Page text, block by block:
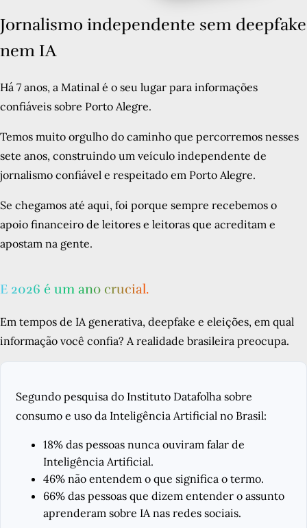
Jornalismo independente sem deepfake
nem IA
Há 7 anos, a Matinal é o seu lugar para informações
confiáveis sobre Porto Alegre.
Temos muito orgulho do caminho que percorremos nesses
sete anos, construindo um veículo independente de
jornalismo confiável e respeitado em Porto Alegre.
Se chegamos até aqui, foi porque sempre recebemos o
apoio financeiro de leitores e leitoras que acreditam e
apostam na gente.
E 2026 é um ano crucial.
Em tempos de IA generativa, deepfake e eleições, em qual
informação você confia? A realidade brasileira preocupa.
Segundo pesquisa do Instituto Datafolha sobre
consumo e uso da Inteligência Artificial no Brasil:
18% das pessoas nunca ouviram falar de
Inteligência Artificial.
46% não entendem o que significa o termo.
66% das pessoas que dizem entender o assunto
aprenderam sobre IA nas redes sociais.